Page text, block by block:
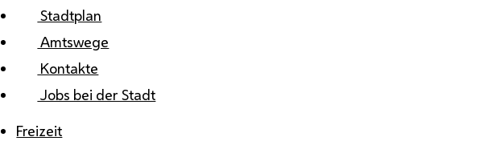
Stadtplan
Amtswege
Kontakte
Jobs bei der Stadt
Freizeit